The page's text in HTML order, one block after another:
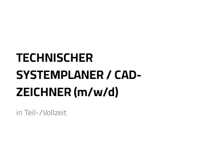
TECHNISCHER
SYSTEMPLANER / CAD-
ZEICHNER (m/w/d)
in Teil-/Vollzeit